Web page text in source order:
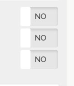
NO
NO
NO